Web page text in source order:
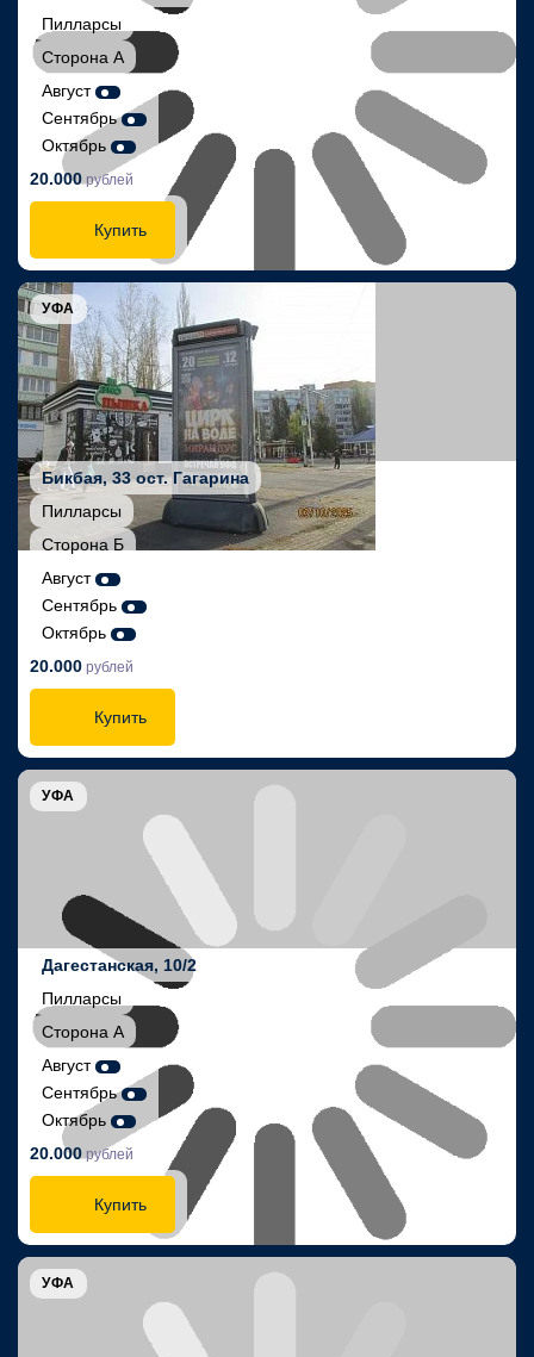
Пилларсы
Сторона А
Август
Сентябрь
Октябрь
20.000рублей
Купить
УФА
Бикбая, 33 ост. Гагарина
Пилларсы
Сторона Б
Август
Сентябрь
Октябрь
20.000 рублей
Купить
УФА
Дагестанская, 10/2
Пилларсы
Сторона А
Август
Сентябрь
Октябрь
20.000рублей
Купить
УФА